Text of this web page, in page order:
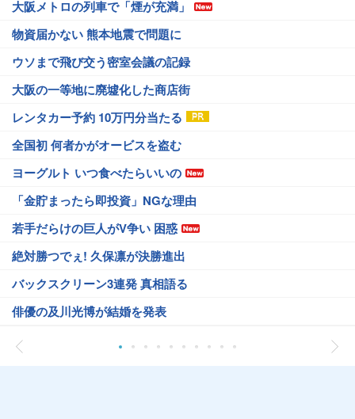
大阪メトロの列車で「煙が充満」
物資届かない 熊本地震で問題に
ウソまで飛び交う密室会議の記録
大阪の一等地に廃墟化した商店街
レンタカー予約 10万円分当たる
全国初 何者かがオービスを盗む
ヨーグルト いつ食べたらいいの
「金貯まったら即投資」NGな理由
若手だらけの巨人がV争い 困惑
絶対勝つでぇ! 久保凛が決勝進出
バックスクリーン3連発 真相語る
俳優の及川光博が結婚を発表